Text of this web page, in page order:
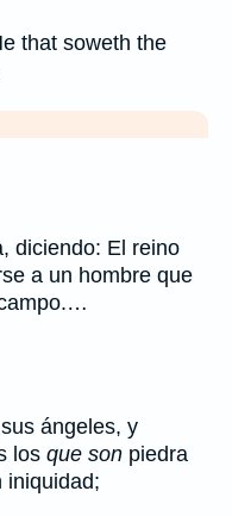
that soweth the
diciendo: El reino
a un hombre que
ángeles, y
los que son piedra
iniquidad;